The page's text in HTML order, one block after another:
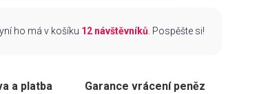
ho má v košíku 12 návštěvníků. Pospěšte si!
a platba Garance vrácení peněz